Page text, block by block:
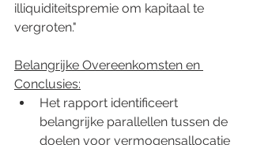
illiquiditeitspremie om kapitaal te
vergroten."
Belangrijke Overeenkomsten en
Conclusies:
Het rapport identificeert
belangrijke parallellen tussen de
doelen voor vermogensallocatie